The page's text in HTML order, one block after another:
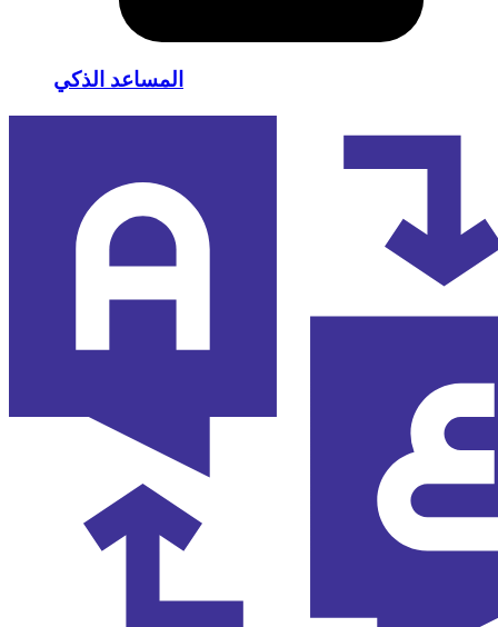
المساعد الذكي